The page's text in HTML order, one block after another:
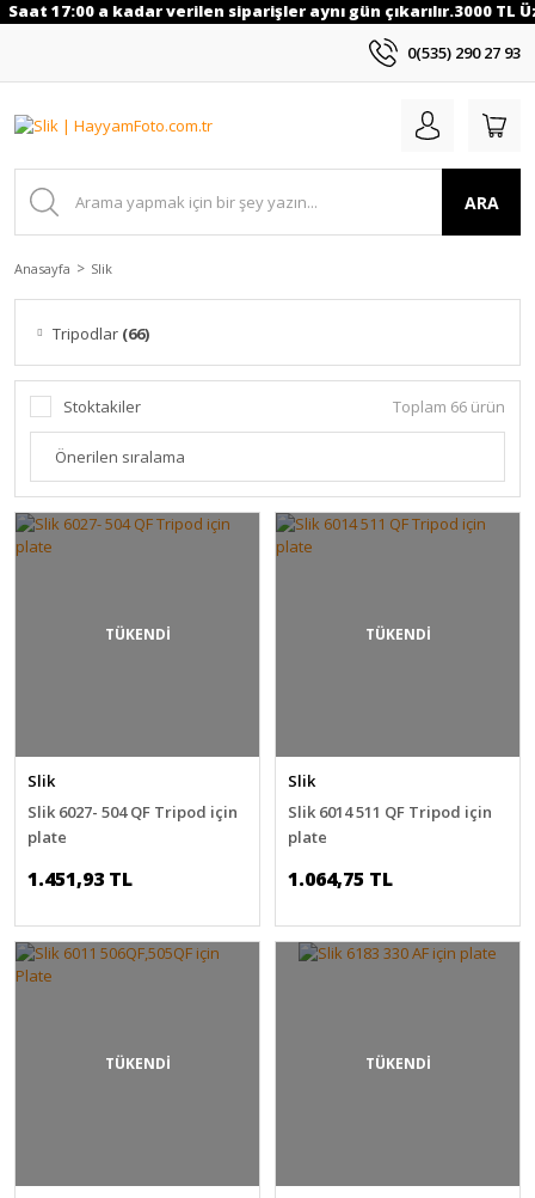
17:00 a kadar verilen siparişler aynı gün çıkarılır.3000 TL
0(535) 290 27 93
ARA
Anasayfa Slik
Tripodlar (66)
Stoktakiler Toplam 66 ürün
TÜKENDİ
Slik
Slik 6027- 504 QF Tripod için
plate
1.451,93 TL
TÜKENDİ
Slik
Slik 6014 511 QF Tripod için
plate
1.064,75 TL
TÜKENDİ TÜKENDİ